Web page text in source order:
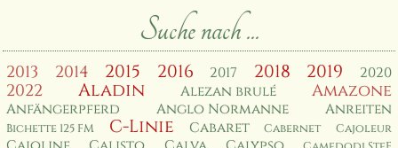
Suche nach ...
2013 2014 2015 2016 2017 2018 2019 2020
2022 Aladin Alezan brulé Amazone
Anfängerpferd Anglo Normanne Anreiten
Bichette 125 FM C-Linie Cabaret Cabernet Cajoleur